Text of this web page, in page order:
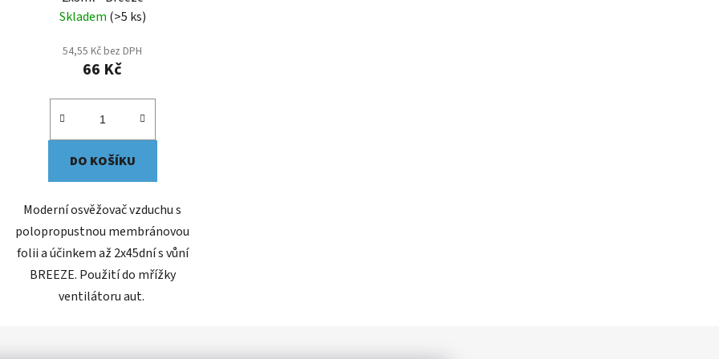
Skladem (>5 ks)
54,55 Kč bez DPH
66 Kč
DO KOŠÍKU
Moderní osvěžovač vzduchu s
polopropustnou membránovou
folii a účinkem až 2x45dní s vůní
BREEZE. Použití do mřížky
ventilátoru aut.